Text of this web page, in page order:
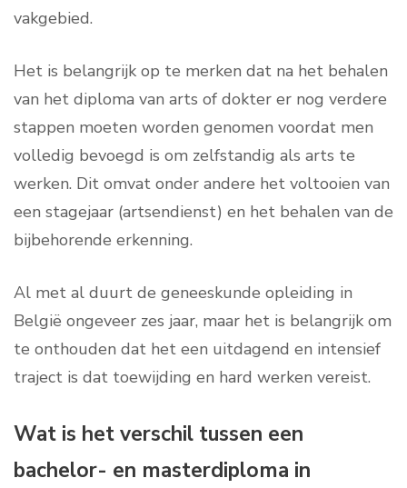
vakgebied.
Het is belangrijk op te merken dat na het behalen
van het diploma van arts of dokter er nog verdere
stappen moeten worden genomen voordat men
volledig bevoegd is om zelfstandig als arts te
werken. Dit omvat onder andere het voltooien van
een stagejaar (artsendienst) en het behalen van de
bijbehorende erkenning.
Al met al duurt de geneeskunde opleiding in
België ongeveer zes jaar, maar het is belangrijk om
te onthouden dat het een uitdagend en intensief
traject is dat toewijding en hard werken vereist.
Wat is het verschil tussen een
bachelor- en masterdiploma in